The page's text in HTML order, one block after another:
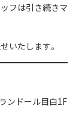
フは引き続きマ
いたします。
ンドール目白1F